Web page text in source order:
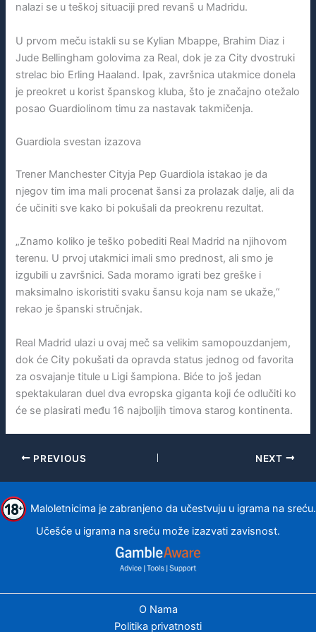
nalazi se u teškoj situaciji pred revanš u Madridu.
U prvom meču istakli su se Kylian Mbappe, Brahim Diaz i
Jude Bellingham golovima za Real, dok je za City dvostruki
strelac bio Erling Haaland. Ipak, završnica utakmice donela
je preokret u korist španskog kluba, što je značajno otežalo
posao Guardiolinom timu za nastavak takmičenja.
Guardiola svestan izazova
Trener Manchester Cityja Pep Guardiola istakao je da
njegov tim ima mali procenat šansi za prolazak dalje, ali da
će učiniti sve kako bi pokušali da preokrenu rezultat.
„Znamo koliko je teško pobediti Real Madrid na njihovom
terenu. U prvoj utakmici imali smo prednost, ali smo je
izgubili u završnici. Sada moramo igrati bez greške i
maksimalno iskoristiti svaku šansu koja nam se ukaže,“
rekao je španski stručnjak.
Real Madrid ulazi u ovaj meč sa velikim samopouzdanjem,
dok će City pokušati da opravda status jednog od favorita
za osvajanje titule u Ligi šampiona. Biće to još jedan
spektakularan duel dva evropska giganta koji će odlučiti ko
će se plasirati među 16 najboljih timova starog kontinenta.
PREVIOUS NEXT
Maloletnicima je zabranjeno da učestvuju u igrama na sreću.
Učešće u igrama na sreću može izazvati zavisnost.
O Nama
Politika privatnosti